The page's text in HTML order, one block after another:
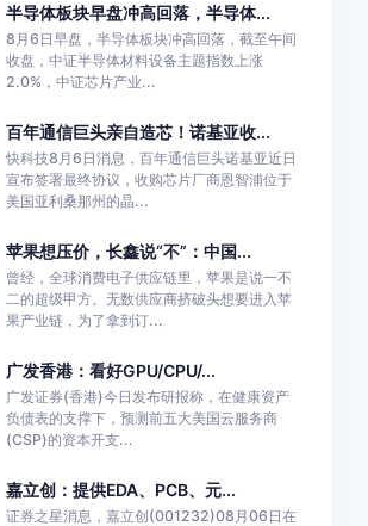
半导体板块早盘冲高回落，半导体...
8月6日早盘，半导体板块冲高回落，截至午间
收盘，中证半导体材料设备主题指数上涨
2.0%，中证芯片产业...
百年通信巨头亲自造芯！诺基亚收...
快科技8月6日消息，百年通信巨头诺基亚近日
宣布签署最终协议，收购芯片厂商恩智浦位于
美国亚利桑那州的晶...
苹果想压价，长鑫说“不”：中国...
曾经，全球消费电子供应链里，苹果是说一不
二的超级甲方。无数供应商挤破头想要进入苹
果产业链，为了拿到订...
广发香港：看好GPU/CPU/...
广发证券(香港)今日发布研报称，在健康资产
负债表的支撑下，预测前五大美国云服务商
(CSP)的资本开支...
嘉立创：提供EDA、PCB、元...
证券之星消息，嘉立创(001232)08月06日在